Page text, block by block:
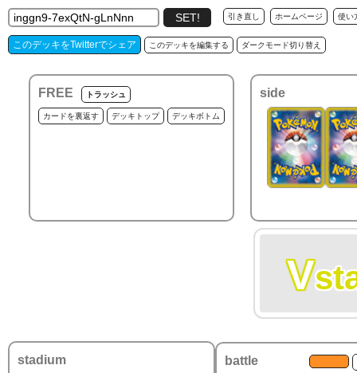
引き直し ホームページ 使い
このデッキをTwitterでシェア このデッキを編集する ダークモード切り替え
FREE トラッシュ
カードを裏返す デッキトップ デッキボトム
side
V
stadium battle